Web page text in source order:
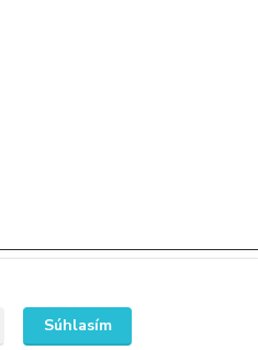
Eshop-rychlo.sk
Súhlasím